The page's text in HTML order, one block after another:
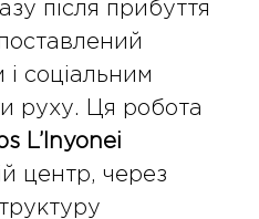
після прибуття
і соціальним
руху. Ця робота
L’Inyonei
центр, через